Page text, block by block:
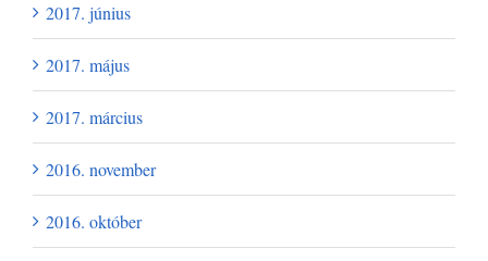
2017. június
2017. május
2017. március
2016. november
2016. október